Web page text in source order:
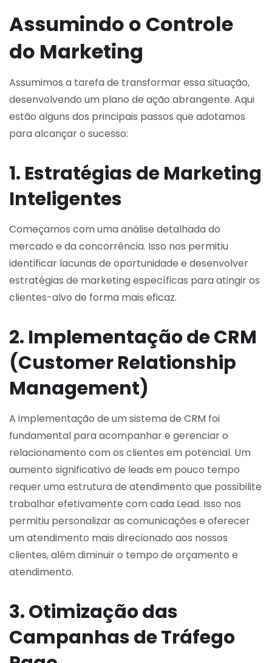
Assumindo o Controle
do Marketing
Assumimos a tarefa de transformar essa situação,
desenvolvendo um plano de ação abrangente. Aqui
estão alguns dos principais passos que adotamos
para alcançar o sucesso:
1. Estratégias de Marketing
Inteligentes
Começamos com uma análise detalhada do
mercado e da concorrência. Isso nos permitiu
identificar lacunas de oportunidade e desenvolver
estratégias de marketing específicas para atingir os
clientes-alvo de forma mais eficaz.
2. Implementação de CRM
(Customer Relationship
Management)
A implementação de um sistema de CRM foi
fundamental para acompanhar e gerenciar o
relacionamento com os clientes em potencial. Um
aumento significativo de leads em pouco tempo
requer uma estrutura de atendimento que possibilite
trabalhar efetivamente com cada Lead. Isso nos
permitiu personalizar as comunicações e oferecer
um atendimento mais direcionado aos nossos
clientes, além diminuir o tempo de orçamento e
atendimento.
3. Otimização das
Campanhas de Tráfego